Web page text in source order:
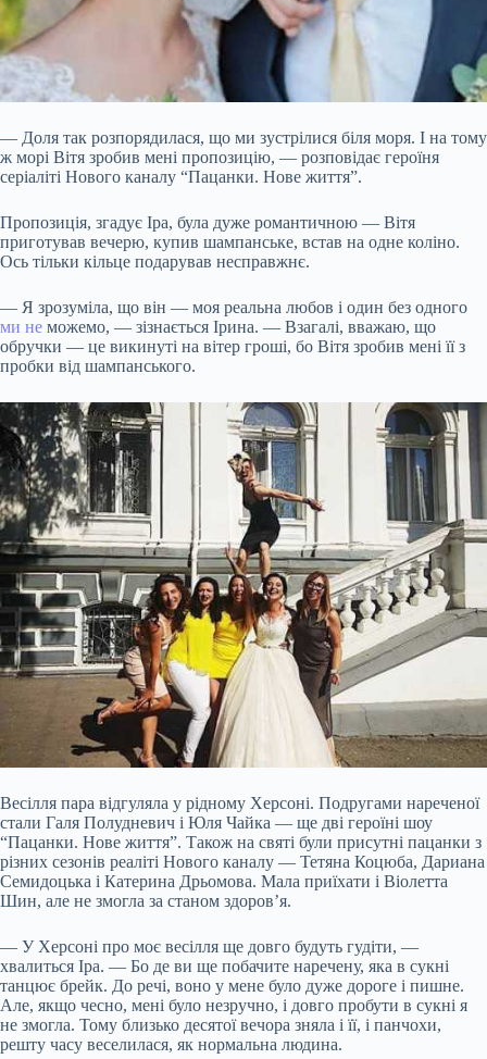
— Доля так розпорядилася, що ми зустрілися біля моря. І на тому
ж морі Вітя зробив мені пропозицію, — розповідає героїня
серіаліті Нового каналу “Пацанки. Нове життя”.
Пропозиція, згадує Іра, була дуже романтичною — Вітя
приготував вечерю, купив шампанське, встав на одне коліно.
Ось тільки кільце подарував несправжнє.
— Я зрозуміла, що він — моя реальна любов і один без одного
ми не можемо, — зізнається Ірина. — Взагалі, вважаю, що
обручки — це викинуті на вітер гроші, бо Вітя зробив мені її з
пробки від шампанського.
Весілля пара відгуляла у рідному Херсоні. Подругами нареченої
стали Галя Полудневич і Юля Чайка — ще дві героїні шоу
“Пацанки. Нове життя”. Також на святі були присутні пацанки з
різних сезонів реаліті Нового каналу — Тетяна Коцюба, Дариана
Семидоцька і Катерина Дрьомова. Мала приїхати і Віолетта
Шин, але не змогла за станом здоров’я.
— У Херсоні про моє весілля ще довго будуть гудіти, —
хвалиться Іра. — Бо де ви ще побачите наречену, яка в сукні
танцює брейк. До речі, воно у мене було дуже дороге і пишне.
Але, якщо чесно, мені було незручно, і довго пробути в сукні я
не змогла. Тому близько десятої вечора зняла і її, і панчохи,
решту часу веселилася, як нормальна людина.